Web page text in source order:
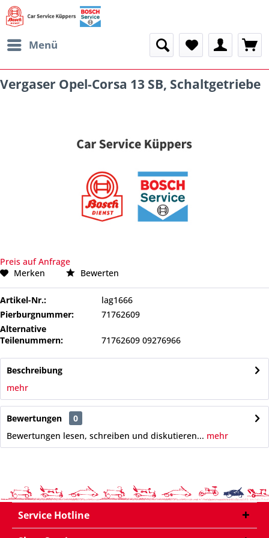
Menü
Vergaser Opel-Corsa 13 SB, Schaltgetriebe
Preis auf Anfrage
Merken
Bewerten
Artikel-Nr.:
lag1666
Pierburgnummer:
71762609
Alternative
Teilenummern:
71762609 09276966
Beschreibung
mehr
Bewertungen
0
Bewertungen lesen, schreiben und diskutieren... mehr
Service Hotline